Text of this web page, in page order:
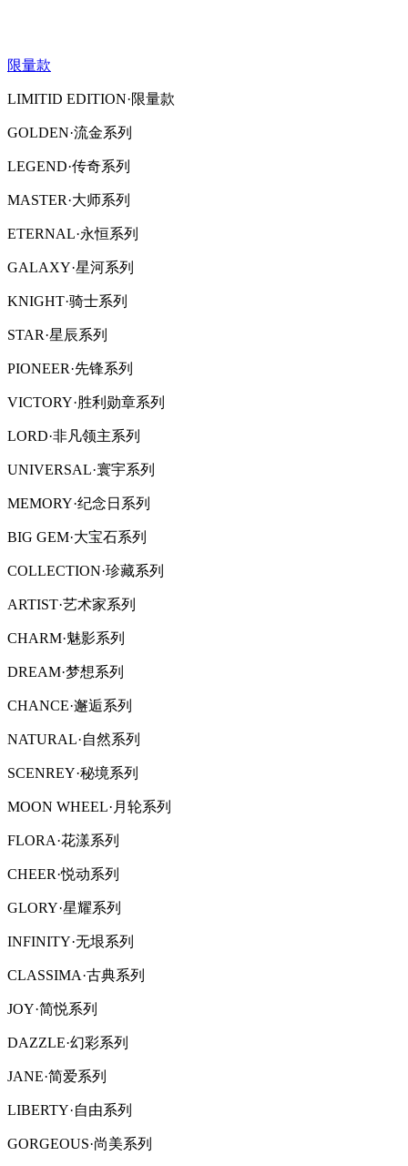
限量款
LIMITID EDITION·限量款
GOLDEN·流金系列
LEGEND·传奇系列
MASTER·大师系列
ETERNAL·永恒系列
GALAXY·星河系列
KNIGHT·骑士系列
STAR·星辰系列
PIONEER·先锋系列
VICTORY·胜利勋章系列
LORD·非凡领主系列
UNIVERSAL·寰宇系列
MEMORY·纪念日系列
BIG GEM·大宝石系列
COLLECTION·珍藏系列
ARTIST·艺术家系列
CHARM·魅影系列
DREAM·梦想系列
CHANCE·邂逅系列
NATURAL·自然系列
SCENREY·秘境系列
MOON WHEEL·月轮系列
FLORA·花漾系列
CHEER·悦动系列
GLORY·星耀系列
INFINITY·无垠系列
CLASSIMA·古典系列
JOY·简悦系列
DAZZLE·幻彩系列
JANE·简爱系列
LIBERTY·自由系列
GORGEOUS·尚美系列